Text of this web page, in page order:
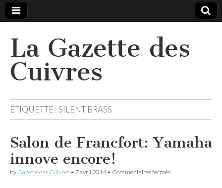
La Gazette des
Cuivres
ÉTIQUETTE :SILENT BRASS
Salon de Francfort: Yamaha
innove encore!
by Gazette des Cuivres • 7 avril 2014• Commentaires ferméssur